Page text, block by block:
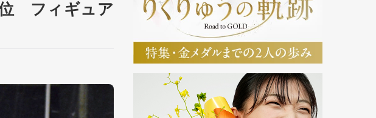
位 フィギュア